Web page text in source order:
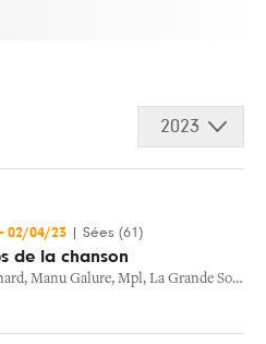
2023
02/04/23 Sées (61)
de la chanson
, Manu Galure, Mpl, La Grande Sophie